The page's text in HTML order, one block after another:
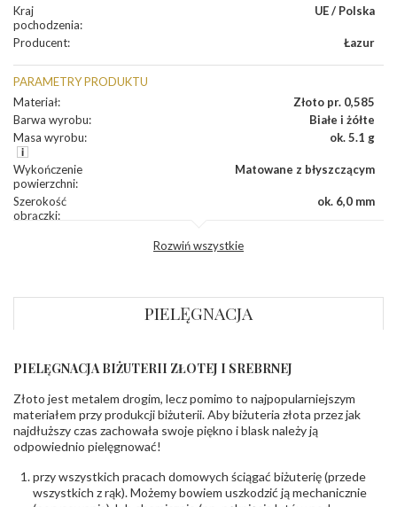
Kraj
pochodzenia:
UE / Polska
Producent: Łazur
PARAMETRY PRODUKTU
Materiał:
Złoto pr. 0,585
Barwa wyrobu:
Białe i żółte
Masa wyrobu: ok. 5.1 g
Wykończenie
powierzchni:
Matowane z błyszczącym
Szerokość
obrączki:
ok. 6,0 mm
INNE PARAMETRY
Producent
odpowiedzialny:
Łazur sp.j. Kowalowy 134 38-200 Jasło; NIP:
6850004631; tel.13 44 56 100;
biuro@obraczki.pl ,PZ Stelmach Sp. z o.o. ul.
Północna 22 45-805 Opole; NIP 7542889545;
Tel. +48 77 54 90 100; biuro@stelmach.pl
Bezpieczeństwo
- rodzaj
ostrzeżenia:
Nie nadaje się dla dzieci w wieku poniżej 3 lat
, Elementy w wyrobie wykonane z białego złota
zawierają nikiel
Rozwiń wszystkie
PIELĘGNACJA
PIELĘGNACJA BIŻUTERII ZŁOTEJ I SREBRNEJ
Złoto jest metalem drogim, lecz pomimo to najpopularniejszym
materiałem przy produkcji biżuterii. Aby biżuteria złota przez jak
najdłuższy czas zachowała swoje piękno i blask należy ją
odpowiednio pielęgnować!
przy wszystkich pracach domowych ściągać biżuterię (przede
wszystkich z rąk). Możemy bowiem uszkodzić ją mechanicznie